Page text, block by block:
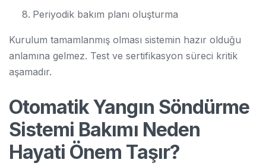
Periyodik bakım planı oluşturma
Kurulum tamamlanmış olması sistemin hazır olduğu
anlamına gelmez. Test ve sertifikasyon süreci kritik
aşamadır.
Otomatik Yangın Söndürme
Sistemi Bakımı Neden
Hayati Önem Taşır?